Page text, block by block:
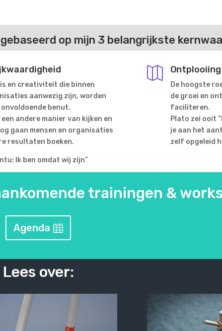
op mijn 3 belangrijkste
en creativiteit die binnen
aanwezig zijn, worden
benut.
een andere manier van kijken en
gaan mensen en organisaties
resultaten boeken.
Ik ben omdat wij zijn”
 Ontplooiing
De hoogste
de groei en
faciliteren.
Plato zei ooit
je aan het
zelf opgeleid
trainingen &
Agenda
Lees over: